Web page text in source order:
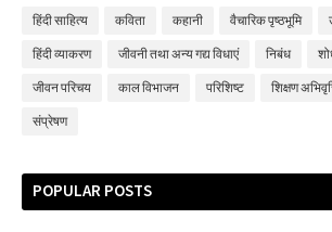
हिंदी साहित्‍य कविता कहानी वैचारिक पृष्ठभूमि
हिंदी व्‍याकरण जीवनी तथा अन्य गद्य विधाएं निबंध
जीवन परिचय काल विभाजन परिशिष्‍ट शिक्षण
संप्रेषण
POPULAR POSTS